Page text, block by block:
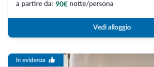
a partire da: 90€ notte/persona
Vedi alloggio
In evidenza